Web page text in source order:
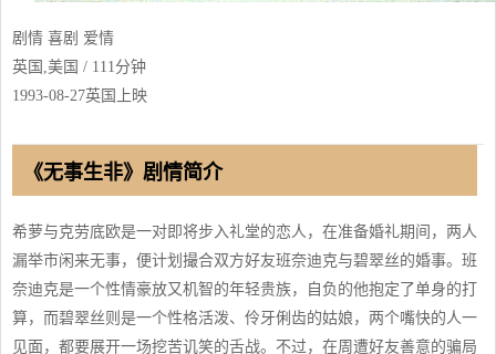
剧情 喜剧 爱情
英国,美国 / 111分钟
1993-08-27英国上映
《无事生非》剧情简介
希萝与克劳底欧是一对即将步入礼堂的恋人，在准备婚礼期间，两人
漏举市闲来无事，便计划撮合双方好友班奈迪克与碧翠丝的婚事。班
奈迪克是一个性情豪放又机智的年轻贵族，自负的他抱定了单身的打
算，而碧翠丝则是一个性格活泼、伶牙俐齿的姑娘，两个嘴快的人一
见面，都要展开一场挖苦讥笑的舌战。不过，在周遭好友善意的骗局